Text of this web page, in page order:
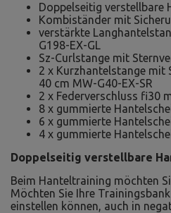
Doppelseitig verstellbare
Kombiständer mit
verstärkte
G198-EX-GL
Sz-Curlstange mit
2 x Kurzhantelstange mit
40 cm MW-G40-EX-SR
2 x Federverschluss fi30
8 x gummierte
6 x gummierte
4 x gummierte
Doppelseitig verstellbare
Beim Hanteltraining möchten
Möchten Sie Ihre
einstellen können, auch in